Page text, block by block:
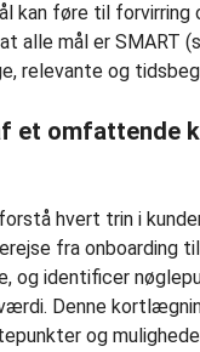
kan føre til forvirring
alle mål er SMART
relevante og
et omfattende
hvert trin i
fra onboarding til
og identificer
Denne
og